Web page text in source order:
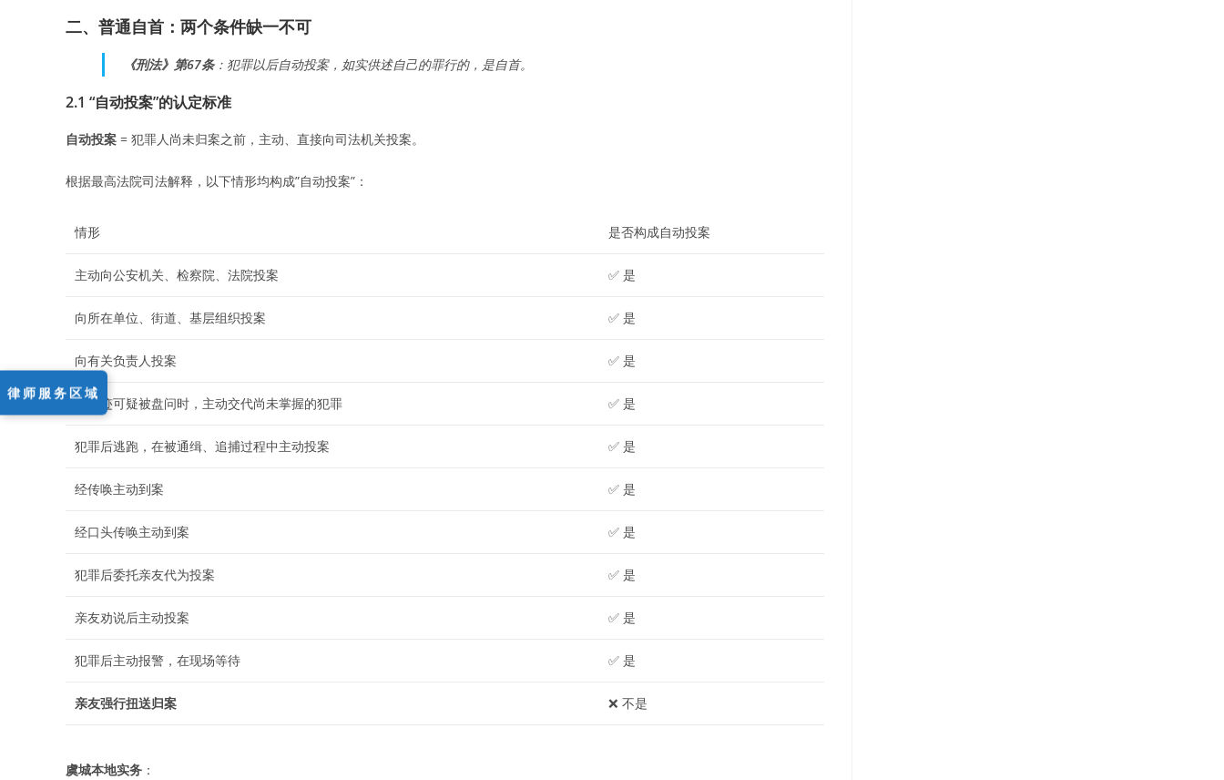
二、普通自首：两个条件缺一不可
《刑法》第67条：犯罪以后自动投案，如实供述自己的罪行的，是自首。
2.1 “自动投案”的认定标准
自动投案 = 犯罪人尚未归案之前，主动、直接向司法机关投案。
根据最高法院司法解释，以下情形均构成”自动投案”：
情形 是否构成自动投案
主动向公安机关、检察院、法院投案 ✅ 是
向所在单位、街道、基层组织投案 ✅ 是
向有关负责人投案 ✅ 是
因形迹可疑被盘问时，主动交代尚未掌握的犯罪 ✅ 是
犯罪后逃跑，在被通缉、追捕过程中主动投案 ✅ 是
经传唤主动到案 ✅ 是
经口头传唤主动到案 ✅ 是
犯罪后委托亲友代为投案 ✅ 是
亲友劝说后主动投案 ✅ 是
犯罪后主动报警，在现场等待 ✅ 是
亲友强行扭送归案 ❌ 不是
虞城本地实务 ：
律师服务区域